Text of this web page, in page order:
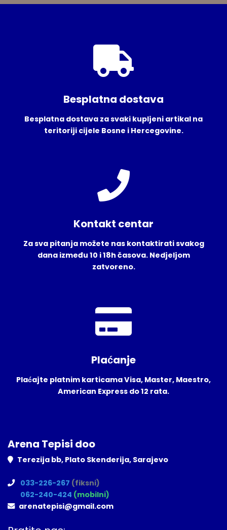
Besplatna dostava
Besplatna dostava za svaki kupljeni artikal na
teritoriji cijele Bosne i Hercegovine.
Kontakt centar
Za sva pitanja možete nas kontaktirati svakog
dana između 10 i 18h časova. Nedjeljom
zatvoreno.
Plaćanje
Plaćajte platnim karticama Visa, Master, Maestro,
American Express do 12 rata.
Arena Tepisi doo
Terezija bb, Plato Skenderija, Sarajevo
033-226-267 (fiksni)
062-240-424 (mobilni)
arenatepisi@gmail.com